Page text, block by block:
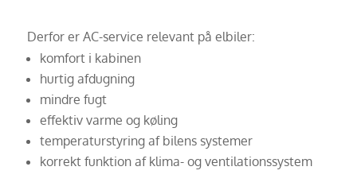
Derfor er AC-service relevant på elbiler:
komfort i kabinen
hurtig afdugning
mindre fugt
effektiv varme og køling
temperaturstyring af bilens systemer
korrekt funktion af klima- og ventilationssystem